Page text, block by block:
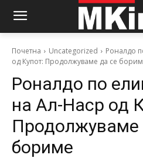
Почетна Uncategorized
Роналдо
од Купот: Продолжуваме да се
Роналдо по
на Ал-Наср од
Продолжуваме
бориме